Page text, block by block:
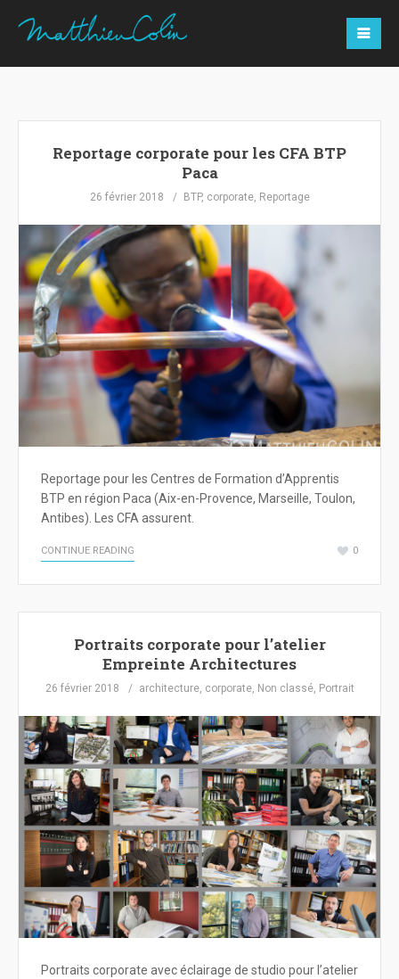
Reportage corporate pour les CFA BTP
Paca
26 février 2018 BTP, corporate, Reportage
Reportage pour les Centres de Formation d’Apprentis
BTP en région Paca (Aix-en-Provence, Marseille, Toulon,
Antibes). Les CFA assurent.
CONTINUE READING 0
Portraits corporate pour l’atelier
Empreinte Architectures
26 février 2018 architecture, corporate, Non classé, Portrait
Portraits corporate avec éclairage de studio pour l’atelier